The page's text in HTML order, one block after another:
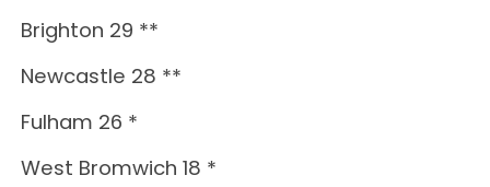
Brighton 29 **
Newcastle 28 **
Fulham 26 *
West Bromwich 18 *